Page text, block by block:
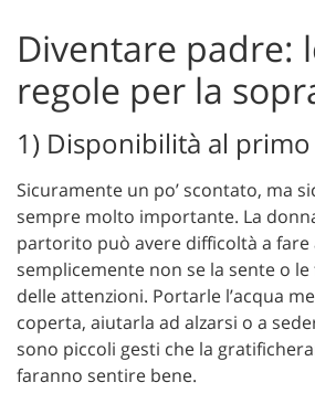
Diventare padre:
regole per la
1) Disponibilità al
Sicuramente un po’ scontato, ma
sempre molto importante. La
partorito può avere difficoltà a fare
semplicemente non se la sente o
delle attenzioni. Portarle l’acqua
coperta, aiutarla ad alzarsi o a
sono piccoli gesti che la
faranno sentire bene.